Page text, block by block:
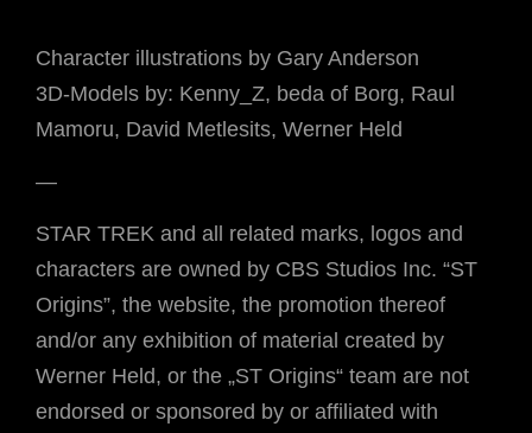
Character illustrations by Gary Anderson
3D-Models by: Kenny_Z, beda of Borg, Raul
Mamoru, David Metlesits, Werner Held
—
STAR TREK and all related marks, logos and
characters are owned by CBS Studios Inc. “ST
Origins”, the website, the promotion thereof
and/or any exhibition of material created by
Werner Held, or the „ST Origins“ team are not
endorsed or sponsored by or affiliated with